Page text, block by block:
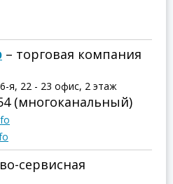
– торговая компания
я, 22 - 23 офис, 2 этаж
(многоканальный)
сервисная